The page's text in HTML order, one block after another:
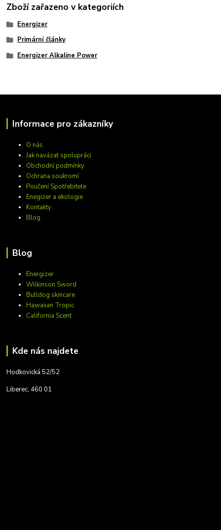
Zboží zařazeno v kategoriích
Energizer
Primární články
Energizer Alkaline Power
Informace pro zákazníky
O nás
Jak navázat spolupráci
Obchodní podmínky
Ochrana soukromí
Poučení Spotřebitele
Enegizer a ekologie
Kontakty
Blog
Blog
Energizer
Wilkinson Sword
Bulldog skincare
Hawaiian Tropic
California Scent
Kde nás najdete
Hodkovická 52/52
Liberec, 460 01